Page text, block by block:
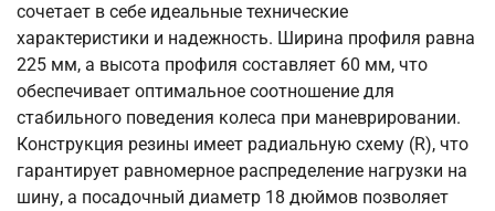
сочетает в себе идеальные технические
характеристики и надежность. Ширина профиля равна
225 мм, а высота профиля составляет 60 мм, что
обеспечивает оптимальное соотношение для
стабильного поведения колеса при маневрировании.
Конструкция резины имеет радиальную схему (R), что
гарантирует равномерное распределение нагрузки на
шину, а посадочный диаметр 18 дюймов позволяет